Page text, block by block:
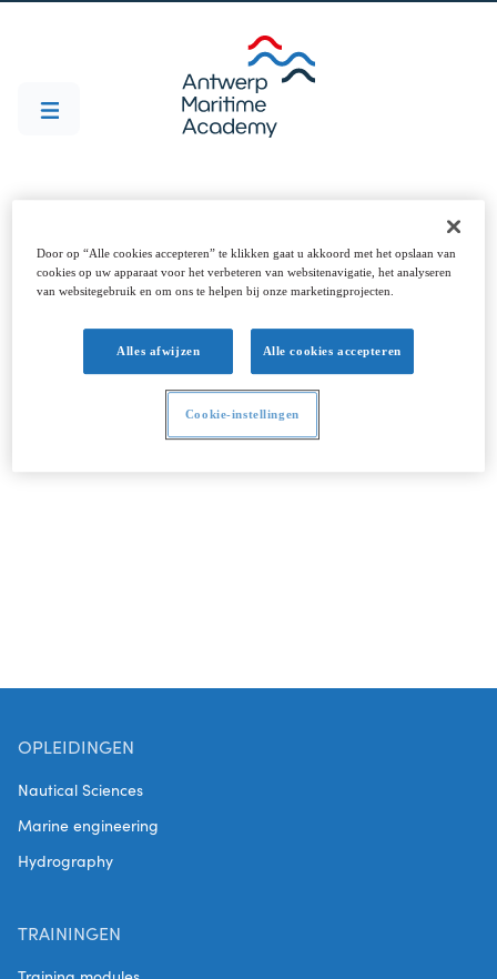
Vacatures
Filters
OPLEIDINGEN
Nautical Sciences
Marine engineering
Hydrography
TRAININGEN
Door op “Alle cookies accepteren” te klikken gaat u akkoord met het opslaan van
cookies op uw apparaat voor het verbeteren van websitenavigatie, het analyseren
van websitegebruik en om ons te helpen bij onze marketingprojecten.
Alles afwijzen Alle cookies accepteren
Cookie-instellingen